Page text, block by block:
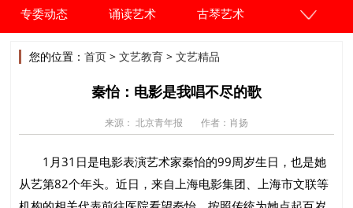
专委动态
诵读艺术 古琴艺术
您的位置：首页 >文艺教育 >文艺精品
秦怡：电影是我唱不尽的歌
来源： 北京青年报 作者：肖扬
1月31日是电影表演艺术家秦怡的99周岁生日，也是她
从艺第82个年头。近日，来自上海电影集团、上海市文联等